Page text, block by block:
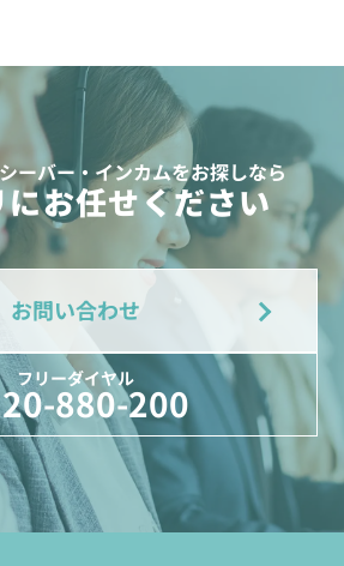
ーバー・インカムをお探しなら
お任せください
お問い合わせ
フリーダイヤル
880-200